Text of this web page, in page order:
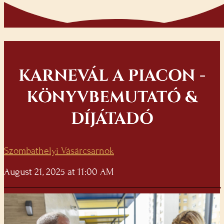
KARNEVÁL A PIACON -
KÖNYVBEMUTATÓ &
DÍJÁTADÓ
Szombathelyi Vásárcsarnok
August 21, 2025 at 11:00 AM